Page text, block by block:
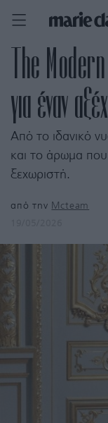
The
για έναν
Από το ιδανικό
και το άρωμα
ξεχωριστή.
από την Mcteam